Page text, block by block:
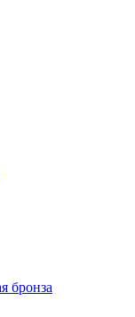
бронза